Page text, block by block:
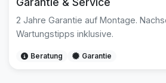
2 Jahre Garantie auf Montage.
Wartungstipps inklusive.
Beratung Garantie